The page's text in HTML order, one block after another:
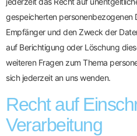
gespeicherten personenbezogenen
Empfänger und den Zweck der
auf Berichtigung oder Löschung
weiteren Fragen zum Thema
sich jederzeit an uns wenden.
Recht auf
Verarbeitung